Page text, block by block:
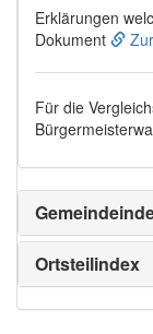
Erklärungen
Dokument
Für die
Ortsteilindex